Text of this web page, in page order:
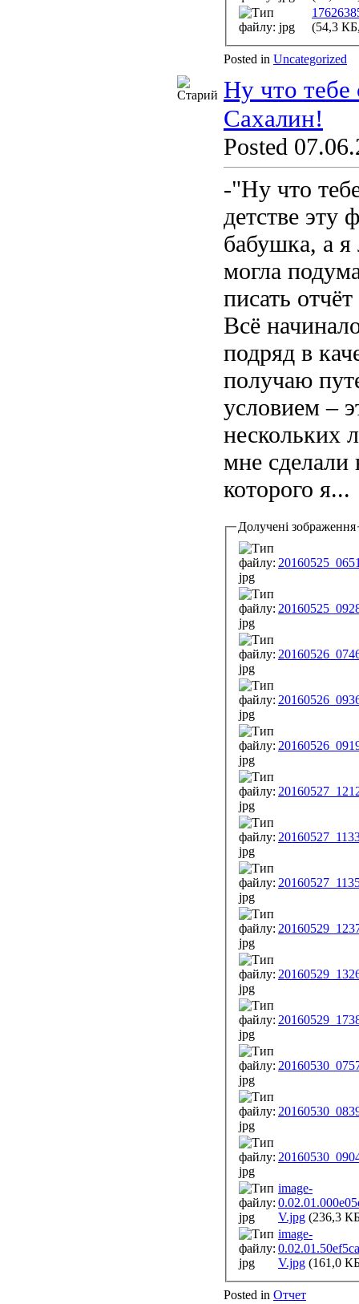
(54,3
Posted in Uncategorized
Ну что тебе
Сахалин!
Posted
-"Ну что
детстве эту
бабушка, а я
могла
писать
Всё
подряд в
получаю
условием –
нескольких
мне сделали
которого я...
Долучені зображення
image-
V.jpg (236,3
image-
V.jpg (161,0
Posted in Отчет